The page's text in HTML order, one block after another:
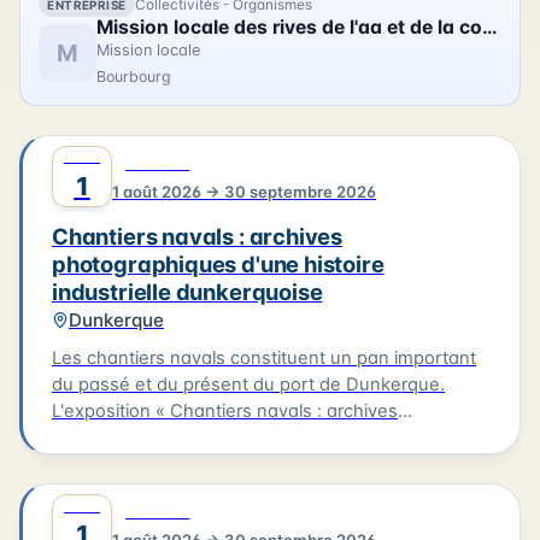
ENTREPRISE Collectivités - Organismes
M
Mission locale des rives de l'aa et de la colme
Mission locale
Bourbourg
1 1 août 2026 → 30 septembre 2026
Chantiers navals : archives
photographiques d'une histoire
industrielle dunkerquoise
Dunkerque
Les chantiers navals constituent un pan important
du passé et du présent du port de Dunkerque.
L'exposition « Chantiers navals : archives
collections du musée et évoque plusieurs grands
chantiers : Ziegler, les Ateliers et Chantiers de